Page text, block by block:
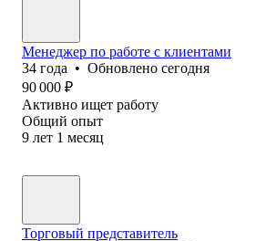
Менеджер по работе с клиентами
34 года • Обновлено сегодня
90 000 ₽
Активно ищет работу
Общий опыт
9 лет 1 месяц
Торговый представитель